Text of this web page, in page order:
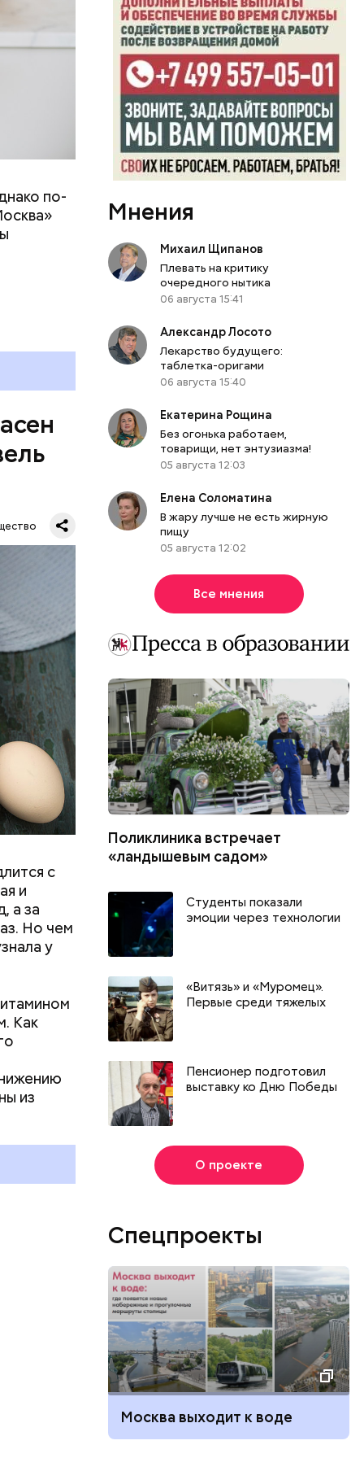
по-
с
и
а за
Но чем
у
Как
из
ему не
лучше
к
Мнения
Михаил Щипанов
Плевать на критику
очередного нытика
06 августа 15:41
Александр Лосото
Лекарство будущего:
таблетка-оригами
06 августа 15:40
Екатерина Рощина
Без огонька работаем,
товарищи, нет энтузиазма!
05 августа 12:03
Елена Соломатина
В жару лучше не есть жирную
пищу
05 августа 12:02
Все мнения
Поликлиника встречает
«ландышевым садом»
Студенты показали
эмоции через технологии
«Витязь» и «Муромец».
Первые среди тяжелых
Пенсионер подготовил
выставку ко Дню Победы
О проекте
Спецпроекты
Москва выходит к воде